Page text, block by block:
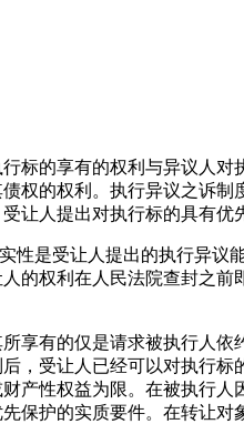
标的享有的权利与异议人
权的权利。执行异议之诉
人提出对执行标的具有优
是受让人提出的执行异
的权利在人民法院查封之
享有的仅是请求被执行人
受让人已经可以对执行
性权益为限。在被执行
保护的实质要件。在转让